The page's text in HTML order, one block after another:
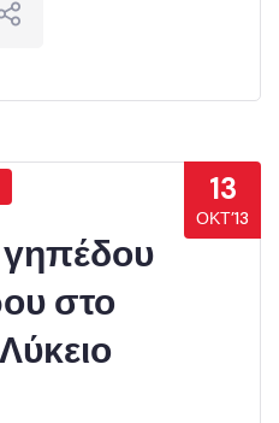
13
ΟΚΤ’13
στο